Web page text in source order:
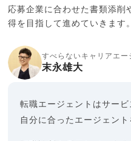
応募企業に合わせた書類添削
得を目指して進めていきます。
すべらないキャリアエー
末永雄大
転職エージェントはサービ
自分に合ったエージェン